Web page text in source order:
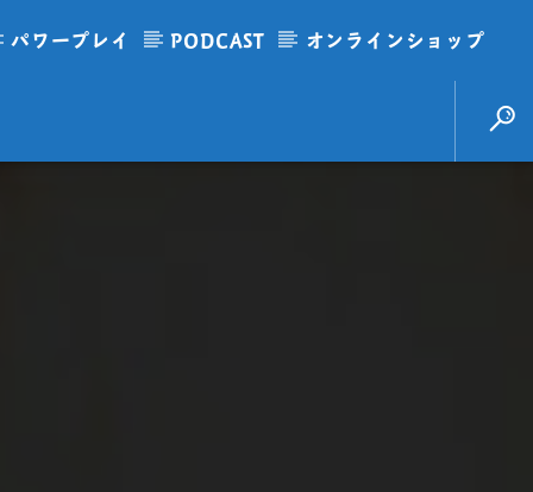
パワープレイ PODCAST オンラインショップ